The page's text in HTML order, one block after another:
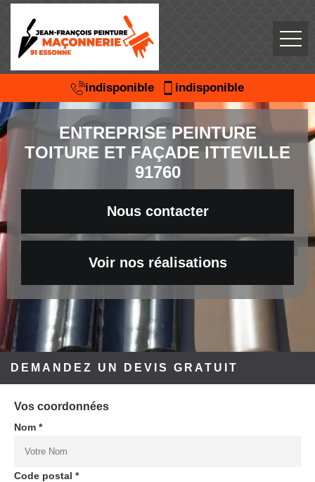
indisponible indisponible
ENTREPRISE PEINTURE
TOITURE ET FAÇADE ITTEVILLE
91760
Nous contacter
Voir nos réalisations
DEMANDEZ UN DEVIS GRATUIT
Vos coordonnées
Nom *
Code postal *